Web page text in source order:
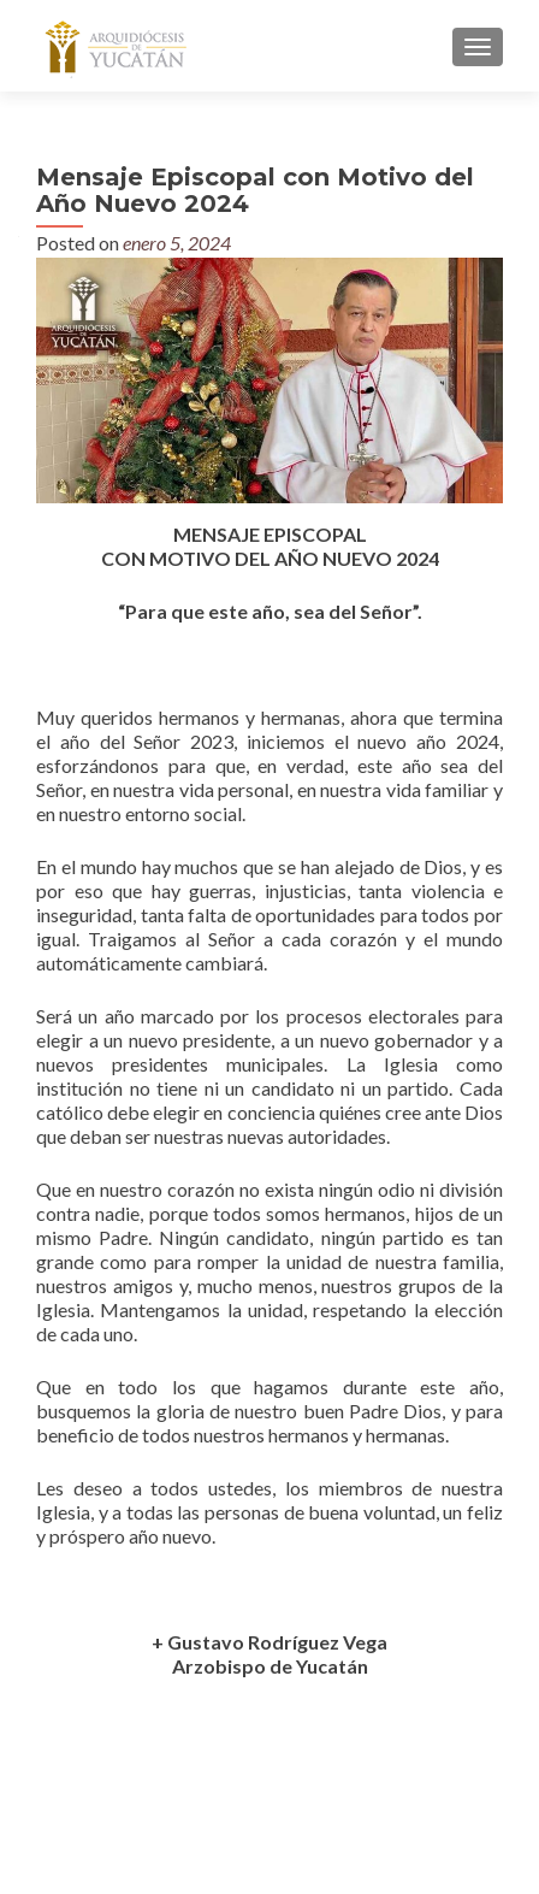
MENU
Mensaje Episcopal con Motivo del
Año Nuevo 2024
Posted onenero 5, 2024
MENSAJE EPISCOPAL
CON MOTIVO DEL AÑO NUEVO 2024
“Para que este año, sea del Señor”.
Muy queridos hermanos y hermanas, ahora que termina
el año del Señor 2023, iniciemos el nuevo año 2024,
esforzándonos para que, en verdad, este año sea del
Señor, en nuestra vida personal, en nuestra vida familiar y
en nuestro entorno social.
En el mundo hay muchos que se han alejado de Dios, y es
por eso que hay guerras, injusticias, tanta violencia e
inseguridad, tanta falta de oportunidades para todos por
igual. Traigamos al Señor a cada corazón y el mundo
automáticamente cambiará.
Será un año marcado por los procesos electorales para
elegir a un nuevo presidente, a un nuevo gobernador y a
nuevos presidentes municipales. La Iglesia como
institución no tiene ni un candidato ni un partido. Cada
católico debe elegir en conciencia quiénes cree ante Dios
que deban ser nuestras nuevas autoridades.
Que en nuestro corazón no exista ningún odio ni división
contra nadie, porque todos somos hermanos, hijos de un
mismo Padre. Ningún candidato, ningún partido es tan
grande como para romper la unidad de nuestra familia,
nuestros amigos y, mucho menos, nuestros grupos de la
Iglesia. Mantengamos la unidad, respetando la elección
de cada uno.
Que en todo los que hagamos durante este año,
busquemos la gloria de nuestro buen Padre Dios, y para
beneficio de todos nuestros hermanos y hermanas.
Les deseo a todos ustedes, los miembros de nuestra
Iglesia, y a todas las personas de buena voluntad, un feliz
y próspero año nuevo.
+ Gustavo Rodríguez Vega
Arzobispo de Yucatán